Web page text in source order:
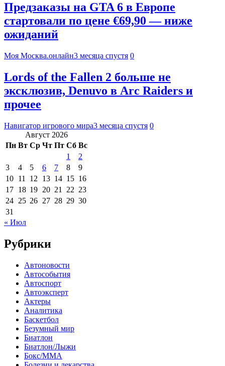
Предзаказы на GTA 6 в Европе
стартовали по цене €69,90 — ниже
ожиданий
Моя Москва.онлайн3 месяца спустя 0
Lords of the Fallen 2 больше не
эксклюзив, Denuvo в Arc Raiders и
прочее
Навигатор игрового мира3 месяца спустя 0
Август 2026
Пн Вт Ср Чт Пт Сб Вс
1
2
3
4 5 6 7 8
9
10 11 12 13 14 15 16
17 18 19 20 21 22 23
24 25 26 27 28 29 30
31
« Июл
Рубрики
Автоновости
Автособытия
Автоспорт
Автоэксперт
Актеры
Аналитика
Баскетбол
Безумный мир
Биатлон
Биатлон/Лыжи
Бокс/MMA